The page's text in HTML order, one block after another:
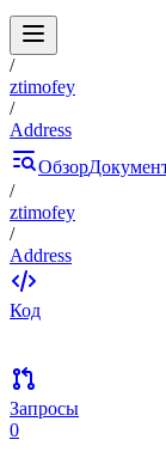
/
ztimofey
/
Address
Обзор
/
ztimofey
/
Address
Код
Запросы
0